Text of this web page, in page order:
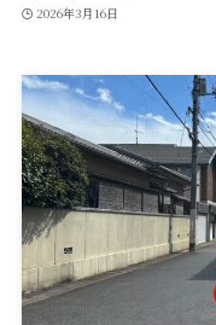
2026年3月16日